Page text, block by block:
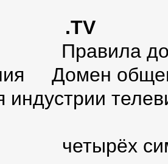
.TV
Правила
Домен
индустрии
символов